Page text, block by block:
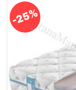
-25%